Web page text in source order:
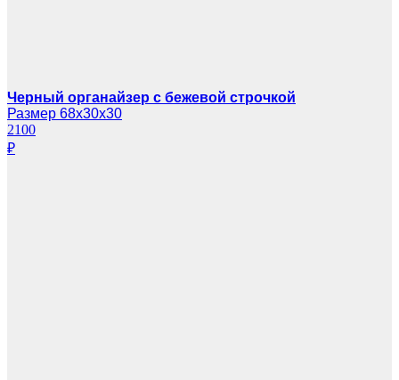
Черный органайзер с бежевой строчкой
Размер 68х30х30
2100
₽